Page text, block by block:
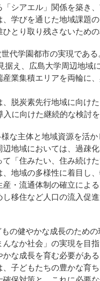
「シアエル」関係を築き
、学びを通じた地域課題
ひとり取り残さないため
代学園都市の実現である
据え、広島大学周辺地域
産業集積エリアを両輪に
、脱炭素先行地域に向け
入に向けた継続的な検討
な主体と地域資源を活
辺地域においては、過疎
て「住みたい、住み続け
、地域の多様性に着目し
産・流通体制の確立によ
し移住など人口の流入促
の健やかな成長のための
んなか社会」の実現を目
かな成長を育む必要がある
、子どもたちの豊かな育